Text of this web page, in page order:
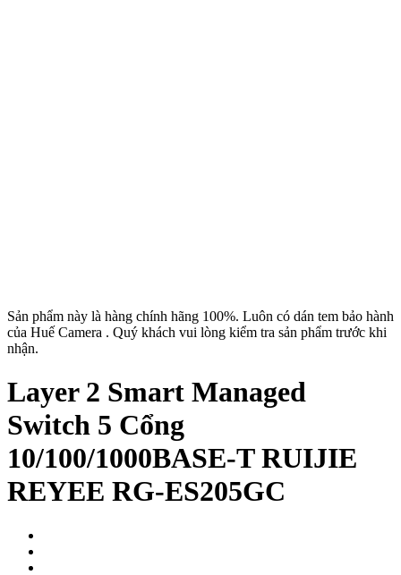
Sản phẩm này là hàng chính hãng 100%. Luôn có dán tem bảo hành
của Huế Camera . Quý khách vui lòng kiểm tra sản phẩm trước khi
nhận.
Layer 2 Smart Managed
Switch 5 Cổng
10/100/1000BASE-T RUIJIE
REYEE RG-ES205GC